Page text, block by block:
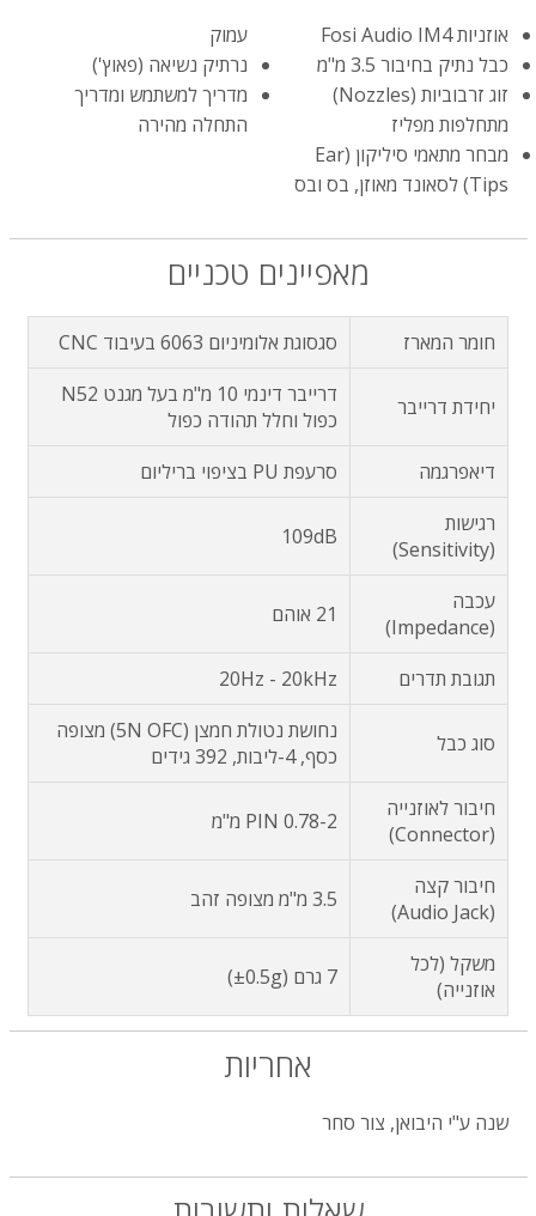
אוזניות Fosi Audio IM4
כבל נתיק בחיבור 3.5 מ"מ
זוג זרבוביות (Nozzles)
מתחלפות מפליז
מבחר מתאמי סיליקון (Ear
Tips) לסאונד מאוזן, בס ובס
עמוק
נרתיק נשיאה (פאוץ')
מדריך למשתמש ומדריך
התחלה מהירה
מאפיינים טכניים
חומר המארז סגסוגת אלומיניום 6063 בעיבוד CNC
יחידת דרייבר
דרייבר דינמי 10 מ"מ בעל מגנט N52
כפול וחלל תהודה כפול
דיאפרגמה
סרעפת PU בציפוי בריליום
רגישות
(Sensitivity)
109dB
עכבה
(Impedance)
21 אוהם
תגובת תדרים 20Hz - 20kHz
סוג כבל
נחושת נטולת חמצן (5N OFC) מצופה
כסף, 4-ליבות, 392 גידים
חיבור לאוזנייה
(Connector)
2-PIN 0.78 מ"מ
חיבור קצה
(Audio Jack)
3.5 מ"מ מצופה זהב
משקל (לכל
אוזנייה)
7 גרם (±0.5g)
אחריות
שנה ע"י היבואן, צור סחר